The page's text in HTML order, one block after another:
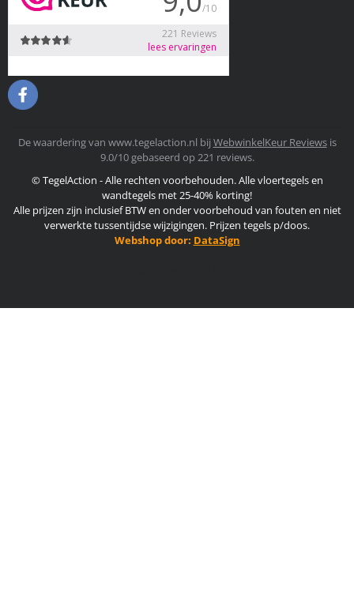
De waardering van www.tegelaction.nl bij WebwinkelKeur Reviewsis
9.0/10 gebaseerd op 221 reviews.
© TegelAction - Alle rechten voorbehouden. Alle vloertegels en
wandtegels met 25-40% korting!
Alle prijzen zijn inclusief BTW en onder voorbehoud van fouten en niet
verwerkte tussentijdse wijzigingen. Prijzen tegels p/doos.
Webshop door: DataSign